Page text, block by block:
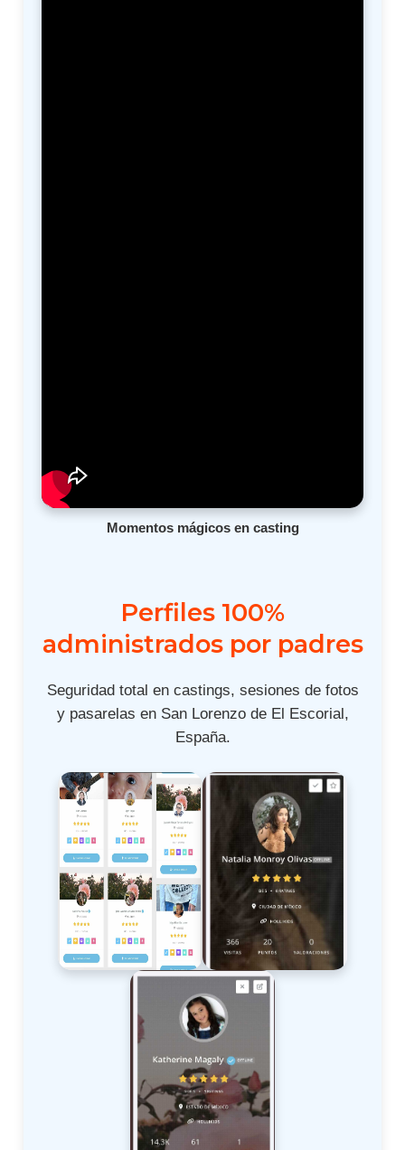
Momentos mágicos en casting
Perfiles 100%
administrados por padres
Seguridad total en castings, sesiones de fotos
y pasarelas en San Lorenzo de El Escorial,
España.